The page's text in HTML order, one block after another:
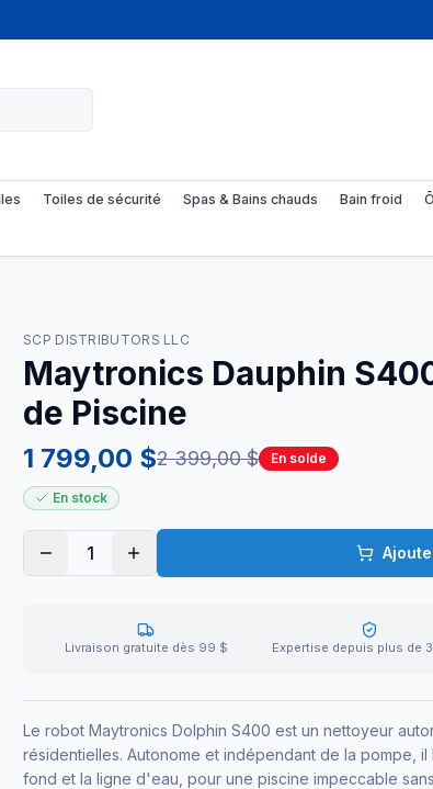
Toiles de sécurité Spas & Bains chauds Bain froid
SCP DISTRIBUTORS LLC
Maytronics Dauphin
de Piscine
1 799,00 $2 399,00 $ En solde
En stock
1
Livraison gratuite dès 99 $ Expertise depuis plus de
Le robot Maytronics Dolphin S400 est un nettoyeur
résidentielles. Autonome et indépendant de la pompe,
fond et la ligne d'eau, pour une piscine impeccable